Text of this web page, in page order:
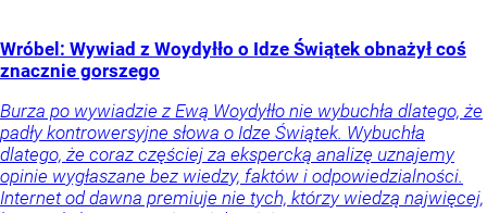
Wróbel: Wywiad z Woydyłło o Idze Świątek obnażył coś
znacznie gorszego
Burza po wywiadzie z Ewą Woydyłło nie wybuchła dlatego, że
padły kontrowersyjne słowa o Idze Świątek. Wybuchła
dlatego, że coraz częściej za ekspercką analizę uznajemy
opinie wygłaszane bez wiedzy, faktów i odpowiedzialności.
Internet od dawna premiuje nie tych, którzy wiedzą najwięcej,